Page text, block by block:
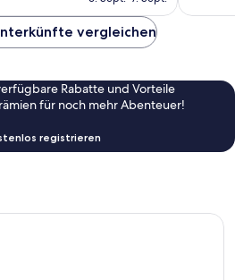
vergleichen
Rabatte und Vorteile
für noch mehr Abenteuer!
registrieren